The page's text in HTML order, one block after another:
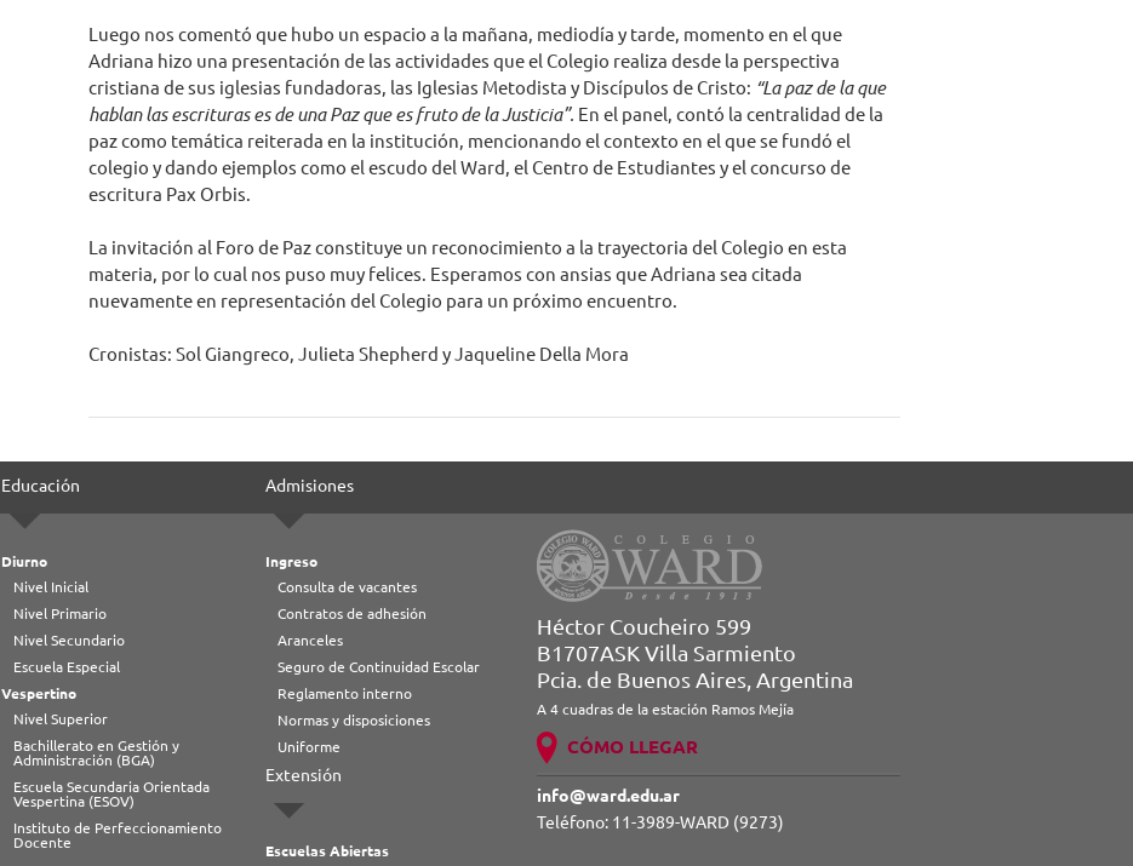
Luego nos comentó que hubo un espacio a la mañana, mediodía y tarde, momento en el que
Adriana hizo una presentación de las actividades que el Colegio realiza desde la perspectiva
cristiana de sus iglesias fundadoras, las Iglesias Metodista y Discípulos de Cristo: “La paz de la que
hablan las escrituras es de una Paz que es fruto de la Justicia”. En el panel, contó la centralidad de la
paz como temática reiterada en la institución, mencionando el contexto en el que se fundó el
colegio y dando ejemplos como el escudo del Ward, el Centro de Estudiantes y el concurso de
escritura Pax Orbis.
La invitación al Foro de Paz constituye un reconocimiento a la trayectoria del Colegio en esta
materia, por lo cual nos puso muy felices. Esperamos con ansias que Adriana sea citada
nuevamente en representación del Colegio para un próximo encuentro.
Cronistas: Sol Giangreco, Julieta Shepherd y Jaqueline Della Mora
Educación
Diurno
Nivel Inicial
Nivel Primario
Nivel Secundario
Escuela Especial
Vespertino
Nivel Superior
Bachillerato en Gestión y
Administración (BGA)
Escuela Secundaria Orientada
Vespertina (ESOV)
Instituto de Perfeccionamiento
Docente
Admisiones
Ingreso
Consulta de vacantes
Contratos de adhesión
Aranceles
Seguro de Continuidad Escolar
Reglamento interno
Normas y disposiciones
Uniforme
Extensión
Escuelas Abiertas
Héctor Coucheiro 599
B1707ASK Villa Sarmiento
Pcia. de Buenos Aires, Argentina
A 4 cuadras de la estación Ramos Mejía
CÓMO LLEGAR
info@ward.edu.ar
Teléfono: 11-3989-WARD (9273)